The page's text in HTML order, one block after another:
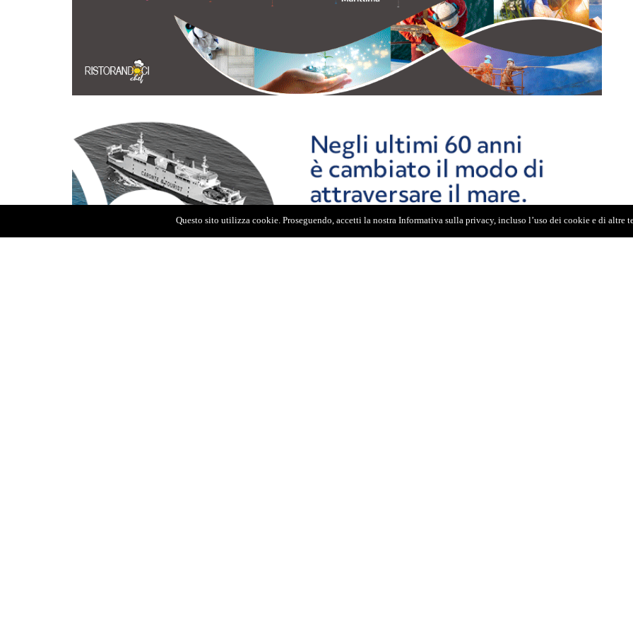
Questo sito utilizza cookie. Proseguendo, accetti la nostra Informativa sulla privacy, incluso l’uso dei cookie e di altre